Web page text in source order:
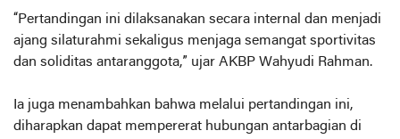
“Pertandingan ini dilaksanakan secara internal dan menjadi
ajang silaturahmi sekaligus menjaga semangat sportivitas
dan soliditas antaranggota,” ujar AKBP Wahyudi Rahman.
Ia juga menambahkan bahwa melalui pertandingan ini,
diharapkan dapat mempererat hubungan antarbagian di